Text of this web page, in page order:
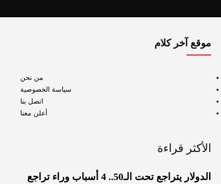
موقع آخر كلام
من نحن
سياسة الخصوصية
اتصل بنا
أعلن معنا
الأكثر قراءة
الدولار يتراجع تحت الـ50.. 4 أسباب وراء تراجع